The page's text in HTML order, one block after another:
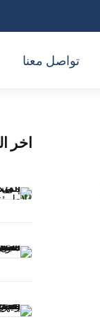
تواصل معنا
اخر